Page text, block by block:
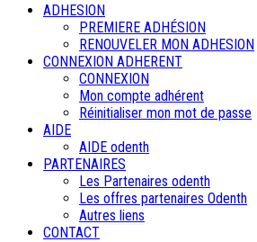
ADHESION
PREMIERE ADHÉSION
RENOUVELER MON ADHESION
CONNEXION ADHERENT
CONNEXION
Mon compte adhérent
Réinitialiser mon mot de passe
AIDE
AIDE odenth
PARTENAIRES
Les Partenaires odenth
Les offres partenaires Odenth
Autres liens
CONTACT